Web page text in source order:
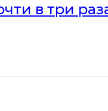
в три